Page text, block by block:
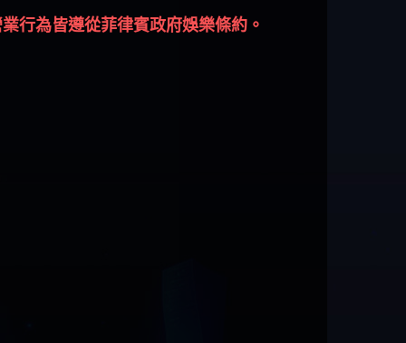
行為皆遵從菲律賓政府娛樂條約。